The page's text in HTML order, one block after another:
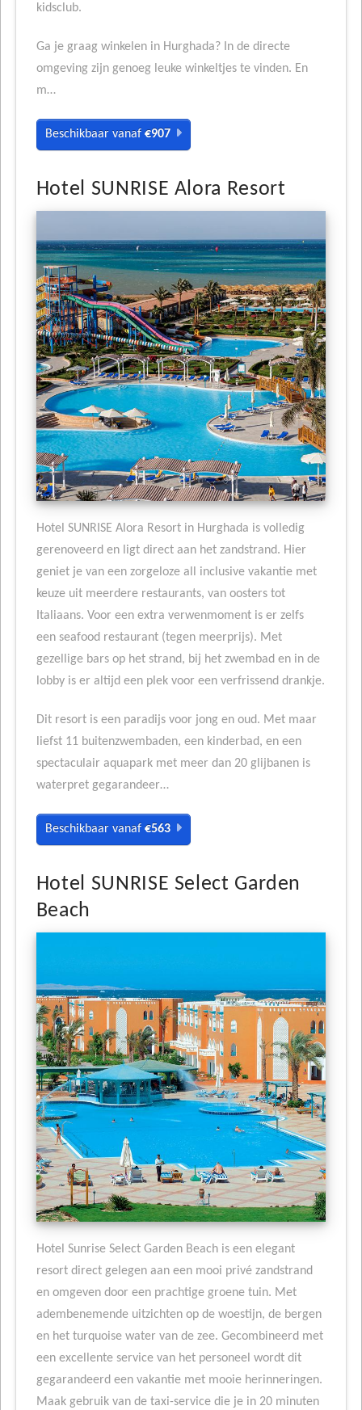
kidsclub.
Ga je graag winkelen in Hurghada? In de directe
omgeving zijn genoeg leuke winkeltjes te vinden. En
m…
Beschikbaar vanaf €907
Hotel SUNRISE Alora Resort
Hotel SUNRISE Alora Resort in Hurghada is volledig
gerenoveerd en ligt direct aan het zandstrand. Hier
geniet je van een zorgeloze all inclusive vakantie met
keuze uit meerdere restaurants, van oosters tot
Italiaans. Voor een extra verwenmoment is er zelfs
een seafood restaurant (tegen meerprijs). Met
gezellige bars op het strand, bij het zwembad en in de
lobby is er altijd een plek voor een verfrissend drankje.
Dit resort is een paradijs voor jong en oud. Met maar
liefst 11 buitenzwembaden, een kinderbad, en een
spectaculair aquapark met meer dan 20 glijbanen is
waterpret gegarandeer…
Beschikbaar vanaf €563
Hotel SUNRISE Select Garden
Beach
Hotel Sunrise Select Garden Beach is een elegant
resort direct gelegen aan een mooi privé zandstrand
en omgeven door een prachtige groene tuin. Met
adembenemende uitzichten op de woestijn, de bergen
en het turquoise water van de zee. Gecombineerd met
een excellente service van het personeel wordt dit
gegarandeerd een vakantie met mooie herinneringen.
Maak gebruik van de taxi-service die je in 20 minuten